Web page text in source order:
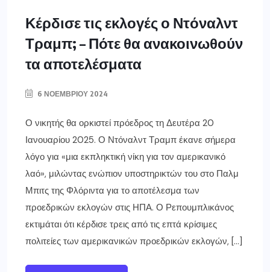
Κέρδισε τις εκλογές ο Ντόναλντ
Τραμπ; – Πότε θα ανακοινωθούν
τα αποτελέσματα
6 ΝΟΕΜΒΡΊΟΥ 2024
Ο νικητής θα ορκιστεί πρόεδρος τη Δευτέρα 20
Ιανουαρίου 2025. Ο Ντόναλντ Τραμπ έκανε σήμερα
λόγο για «μια εκπληκτική νίκη για τον αμερικανικό
λαό», μιλώντας ενώπιον υποστηρικτών του στο Παλμ
Μπιτς της Φλόριντα για το αποτέλεσμα των
προεδρικών εκλογών στις ΗΠΑ. Ο Ρεπουμπλικάνος
εκτιμάται ότι κέρδισε τρεις από τις επτά κρίσιμες
πολιτείες των αμερικανικών προεδρικών εκλογών, […]